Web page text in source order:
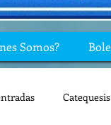
Somos?
Catequesis